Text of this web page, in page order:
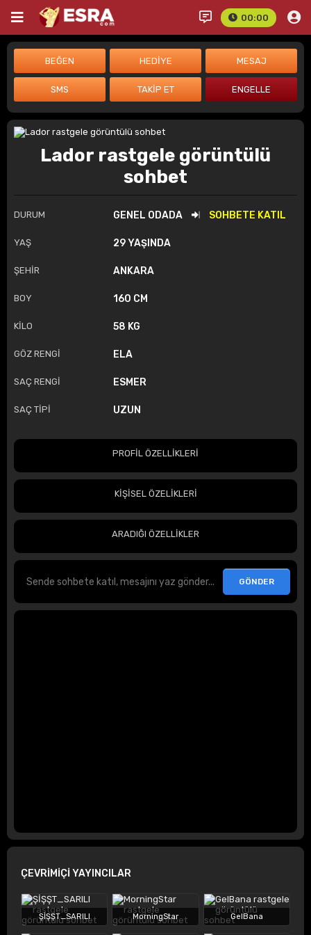
00:00
Lador rastgele görüntülü
sohbet
DURUM GENEL ODADA SOHBETE KATIL
YAŞ 29 YAŞINDA
ŞEHİR ANKARA
BOY 160 CM
KİLO 58 KG
GÖZ RENGİ ELA
SAÇ RENGİ ESMER
SAÇ TİPİ UZUN
PROFİL ÖZELLİKLERİ
KİŞİSEL ÖZELİKLERİ
ARADIĞI ÖZELLİKLER
ÇEVRİMİÇİ YAYINCILAR
ŞİŞŞT_SARILI MorningStar GelBana